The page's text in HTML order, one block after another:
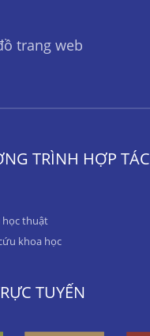
trang web
TRÌNH HỢP TÁC
học thuật
khoa học
TUYẾN